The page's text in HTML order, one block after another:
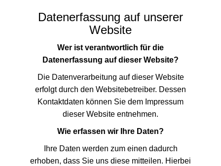
Datenerfassung auf unserer
Website
Wer ist verantwortlich für die
Datenerfassung auf dieser Website?
Die Datenverarbeitung auf dieser Website
erfolgt durch den Websitebetreiber. Dessen
Kontaktdaten können Sie dem Impressum
dieser Website entnehmen.
Wie erfassen wir Ihre Daten?
Ihre Daten werden zum einen dadurch
erhoben, dass Sie uns diese mitteilen. Hierbei